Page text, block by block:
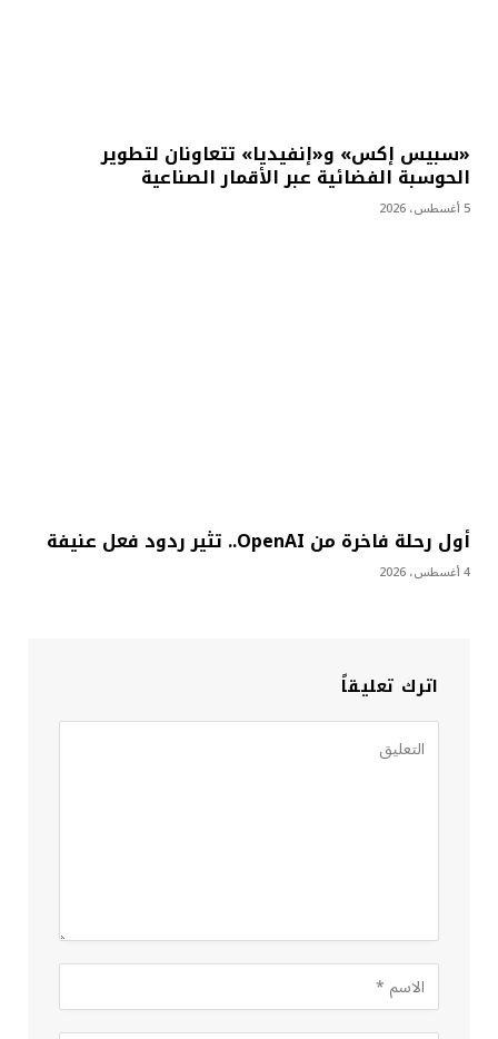
«سبيس إكس» و«إنفيديا» تتعاونان لتطوير
الحوسبة الفضائية عبر الأقمار الصناعية
5 أغسطس، 2026
أول رحلة فاخرة من OpenAI.. تثير ردود فعل عنيفة
4 أغسطس، 2026
اترك تعليقاً